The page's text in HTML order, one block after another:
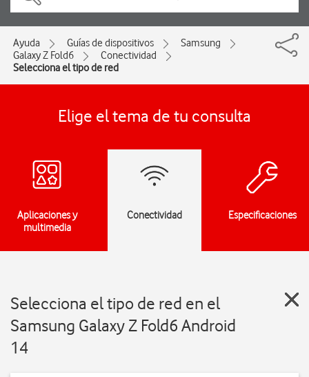
Ayuda Guías de dispositivos
Samsung
Galaxy Z Fold6
Conectividad
Selecciona el tipo de red
Elige el tema de tu consulta
Aplicaciones y
multimedia
Conectividad Especificaciones
Selecciona el tipo de red en el
Samsung Galaxy Z Fold6 Android
14